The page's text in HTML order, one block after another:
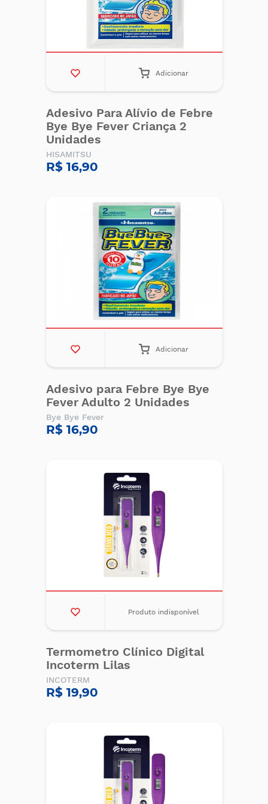
Adicionar
Adesivo Para Alívio de Febre
Bye Bye Fever Criança 2
Unidades
HISAMITSU
R$ 16,90
Adicionar
Adesivo para Febre Bye Bye
Fever Adulto 2 Unidades
Bye Bye Fever
R$ 16,90
Produto indisponível
Termometro Clínico Digital
Incoterm Lilas
INCOTERM
R$ 19,90